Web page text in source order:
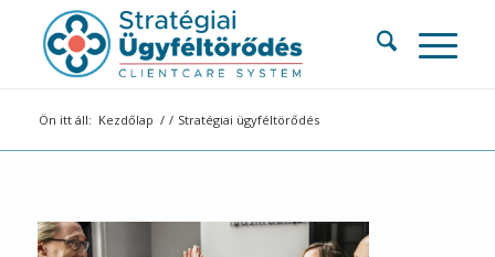
Ön itt áll: Kezdőlap / / Stratégiai ügyféltörődés